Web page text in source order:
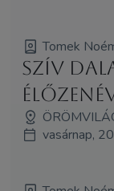
Tomek
Szív
vasárnap,